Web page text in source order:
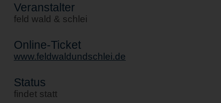
Veranstalter
feld wald & schlei
Online-Ticket
www.feldwaldundschlei.de
Status
findet statt